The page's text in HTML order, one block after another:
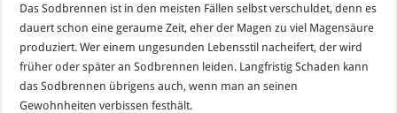
Das Sodbrennen ist in den meisten Fällen selbst verschuldet, denn es
dauert schon eine geraume Zeit, eher der Magen zu viel Magensäure
produziert. Wer einem ungesunden Lebensstil nacheifert, der wird
früher oder später an Sodbrennen leiden. Langfristig Schaden kann
das Sodbrennen übrigens auch, wenn man an seinen
Gewohnheiten verbissen festhält.